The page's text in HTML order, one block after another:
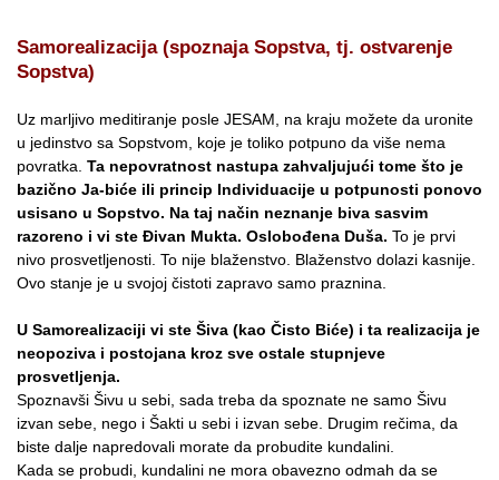
Samorealizacija (spoznaja Sopstva, tj. ostvarenje
Sopstva)
Uz marljivo meditiranje posle JESAM, na kraju možete da uronite
u jedinstvo sa Sopstvom, koje je toliko potpuno da više nema
povratka. Ta nepovratnost nastupa zahvaljujući tome što je
bazično Ja-biće ili princip Individuacije u potpunosti ponovo
usisano u Sopstvo. Na taj način neznanje biva sasvim
razoreno i vi ste Đivan Mukta. Oslobođena Duša. To je prvi
nivo prosvetljenosti. To nije blaženstvo. Blaženstvo dolazi kasnije.
Ovo stanje je u svojoj čistoti zapravo samo praznina.
U Samorealizaciji vi ste Šiva (kao Čisto Biće) i ta realizacija je
neopoziva i postojana kroz sve ostale stupnjeve
prosvetljenja.
Spoznavši Šivu u sebi, sada treba da spoznate ne samo Šivu
izvan sebe, nego i Šakti u sebi i izvan sebe. Drugim rečima, da
biste dalje napredovali morate da probudite kundalini.
Kada se probudi, kundalini ne mora obavezno odmah da se